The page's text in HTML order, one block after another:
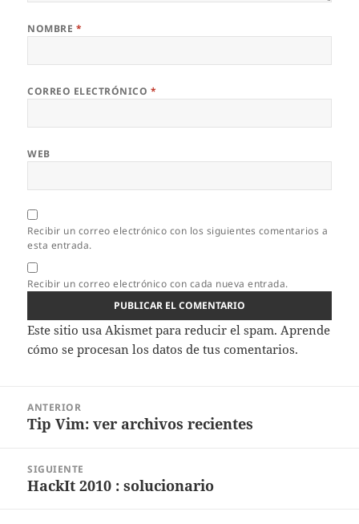
NOMBRE *
CORREO ELECTRÓNICO *
WEB
Recibir un correo electrónico con los siguientes comentarios a
esta entrada.
Recibir un correo electrónico con cada nueva entrada.
Este sitio usa Akismet para reducir el spam. Aprende
cómo se procesan los datos de tus comentarios.
entradas
ANTERIOR
Entrada
Tip Vim: ver archivos recientes
SIGUIENTE
Entrada
HackIt 2010 : solucionario